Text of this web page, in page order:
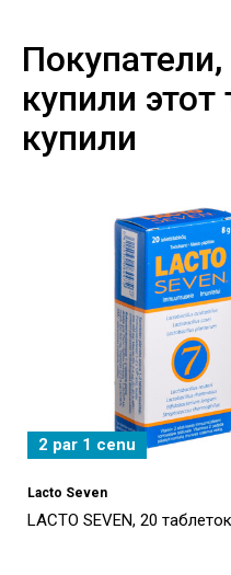
купили
купили
2 par 1 cenu
Lacto Seven
LACTO SEVEN, 20 таблеток